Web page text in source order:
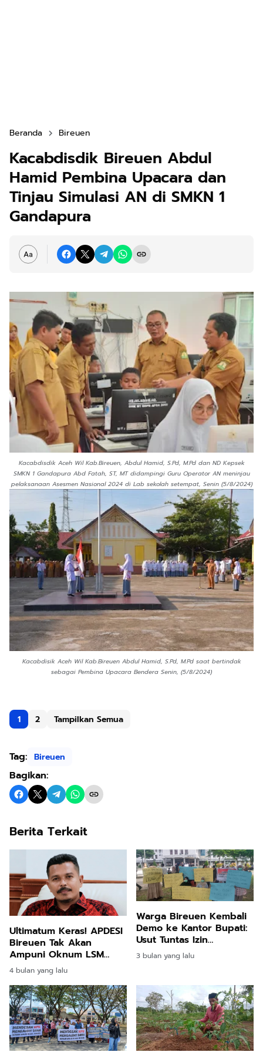
Beranda Bireuen
Kacabdisdik Bireuen Abdul
Hamid Pembina Upacara dan
Tinjau Simulasi AN di SMKN 1
Gandapura
Kacabdisdik Aceh Wil Kab.Bireuen, Abdul Hamid, S.Pd, M.Pd dan ND Kepsek
SMKN 1 Gandapura Abd Fatah, ST, MT didampingi Guru Operator AN meninjau
pelaksanaan Asesmen Nasional 2024 di Lab sekolah setempat, Senin (5/8/2024)
Kacabdisik Aceh Wil Kab.Bireuen Abdul Hamid, S.Pd, M.Pd saat bertindak
sebagai Pembina Upacara Bendera Senin, (5/8/2024)
1 2 Tampilkan Semua
Tag: Bireuen
Bagikan:
Berita Terkait
Ultimatum Keras! APDESI
Bireuen Tak Akan
Ampuni Oknum LSM
yang Tekan Keuchiek!
4 bulan yang lalu
Warga Bireuen Kembali
Demo ke Kantor Bupati:
Usut Tuntas Izin
Perkebunan Sawit
3 bulan yang lalu